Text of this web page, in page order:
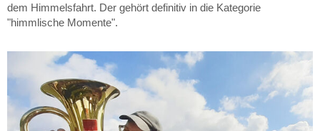
dem Himmelsfahrt. Der gehört definitiv in die Kategorie
"himmlische Momente".